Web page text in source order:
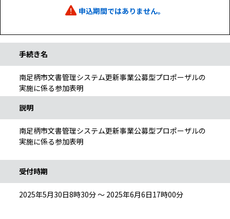
申込期間ではありません。
手続き名
南足柄市文書管理システム更新事業公募型プロポーザルの
実施に係る参加表明
説明
南足柄市文書管理システム更新事業公募型プロポーザルの
実施に係る参加表明
受付時期
2025年5月30日8時30分 ～ 2025年6月6日17時00分